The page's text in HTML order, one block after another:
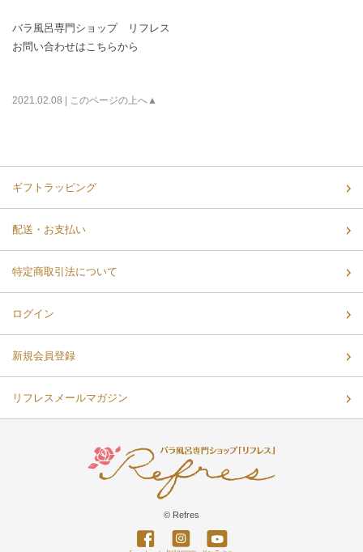
バラ風呂専門ショップ リフレス
お問い合わせはこちらから
2021.02.08 | このページの上へ▲
ギフトラッピング
配送・お支払い
特定商取引法について
ログイン
新規会員登録
リフレスメールマガジン
© Refres